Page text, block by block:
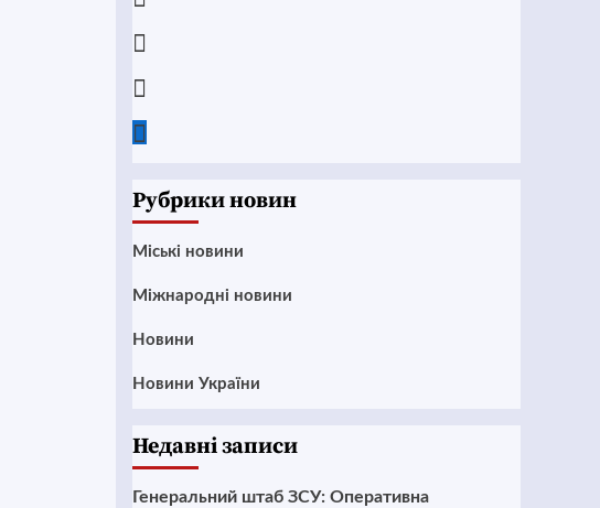
Рубрики новин
Mіські новини
Міжнародні новини
Новини
Новини України
Недавні записи
Генеральний штаб ЗСУ: Оперативна